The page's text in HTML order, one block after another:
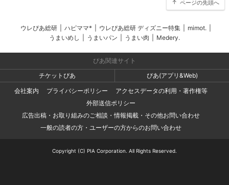
ページの先頭へ
ウレぴあ総研 ハピママ* ウレぴあ総研 ディズニー特集 mimot.
うまいめし
うまいパン うまい肉 Medery.
ぴあ関連サイト
チケットぴあ
ぴあ(アプリ&Web)
会社案内
プライバシーポリシー
アクセスデータの利用・著作権等
外部送信ポリシー
広告出稿・お取り組みのご相談・情報掲載・その他お問い合わせ
一般の読者の方・ユーザーの方からのお問い合わせ
Copyright (C) PIA Corporation. All Rights Reserved.